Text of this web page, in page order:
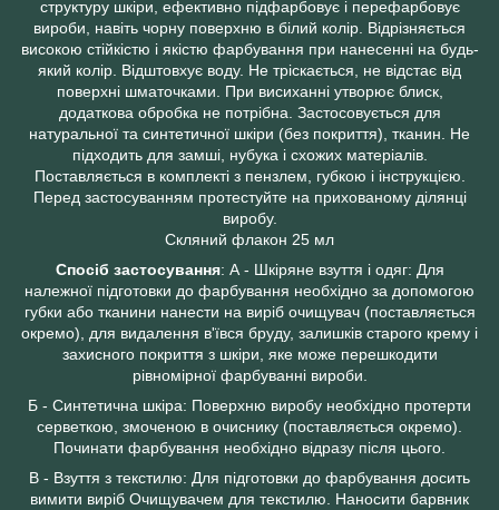
структуру шкіри, ефективно підфарбовує і перефарбовує
вироби, навіть чорну поверхню в білий колір. Відрізняється
високою стійкістю і якістю фарбування при нанесенні на будь-
який колір. Відштовхує воду. Не тріскається, не відстає від
поверхні шматочками. При висиханні утворює блиск,
додаткова обробка не потрібна. Застосовується для
натуральної та синтетичної шкіри (без покриття), тканин. Не
підходить для замші, нубука і схожих матеріалів.
Поставляється в комплекті з пензлем, губкою і інструкцією.
Перед застосуванням протестуйте на прихованому ділянці
виробу.
Скляний флакон 25 мл
Спосіб застосування: А - Шкіряне взуття і одяг: Для
належної підготовки до фарбування необхідно за допомогою
губки або тканини нанести на виріб очищувач (поставляється
окремо), для видалення в'ївся бруду, залишків старого крему і
захисного покриття з шкіри, яке може перешкодити
рівномірної фарбуванні вироби.
Б - Синтетична шкіра: Поверхню виробу необхідно протерти
серветкою, змоченою в очиснику (поставляється окремо).
Починати фарбування необхідно відразу після цього.
В - Взуття з текстилю: Для підготовки до фарбування досить
вимити виріб Очищувачем для текстилю. Наносити барвник